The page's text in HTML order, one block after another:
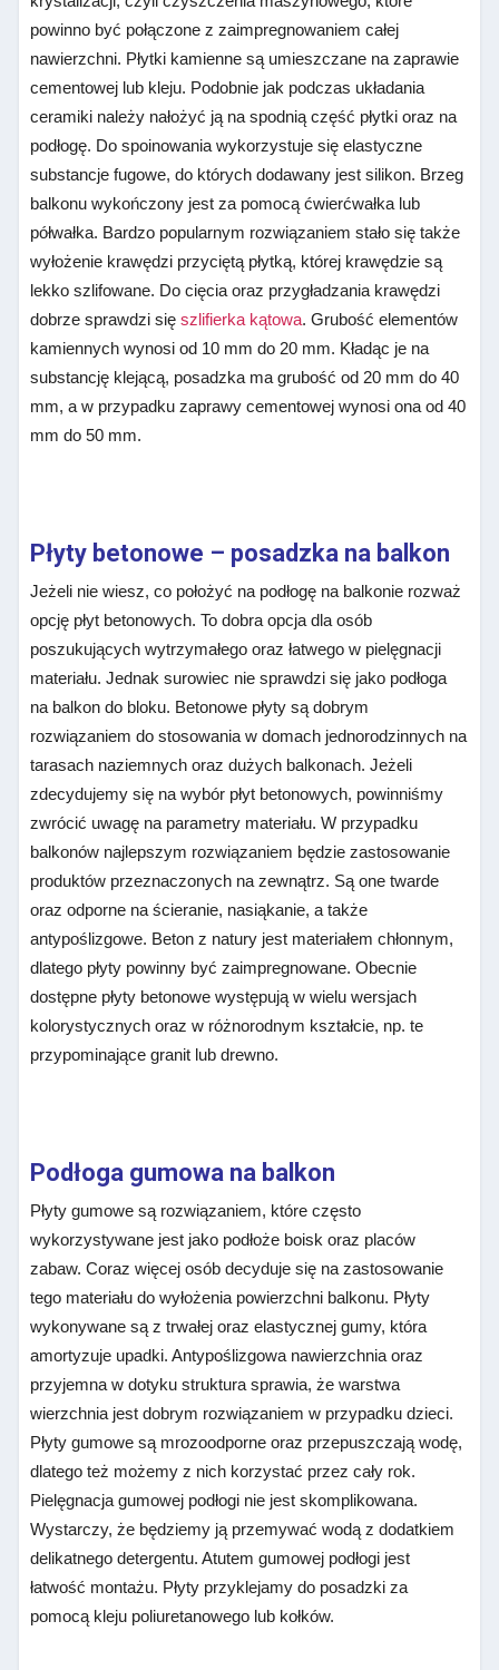
powinno być połączone z zaimpregnowaniem całej
nawierzchni. Płytki kamienne są umieszczane na zaprawie
cementowej lub kleju. Podobnie jak podczas układania
ceramiki należy nałożyć ją na spodnią część płytki oraz na
podłogę. Do spoinowania wykorzystuje się elastyczne
substancje fugowe, do których dodawany jest silikon. Brzeg
balkonu wykończony jest za pomocą ćwierćwałka lub
półwałka. Bardzo popularnym rozwiązaniem stało się także
wyłożenie krawędzi przyciętą płytką, której krawędzie są
lekko szlifowane. Do cięcia oraz przygładzania krawędzi
dobrze sprawdzi sięszlifierka kątowa. Grubość elementów
kamiennych wynosi od 10 mm do 20 mm. Kładąc je na
substancję klejącą, posadzka ma grubość od 20 mm do 40
mm, a w przypadku zaprawy cementowej wynosi ona od 40
mm do 50 mm.
Płyty betonowe – posadzka na balkon
Jeżeli nie wiesz, co położyć na podłogę na balkonie rozważ
opcję płyt betonowych. To dobra opcja dla osób
poszukujących wytrzymałego oraz łatwego w pielęgnacji
materiału. Jednak surowiec nie sprawdzi się jako podłoga
na balkon do bloku. Betonowe płyty są dobrym
rozwiązaniem do stosowania w domach jednorodzinnych na
tarasach naziemnych oraz dużych balkonach. Jeżeli
zdecydujemy się na wybór płyt betonowych, powinniśmy
zwrócić uwagę na parametry materiału. W przypadku
balkonów najlepszym rozwiązaniem będzie zastosowanie
produktów przeznaczonych na zewnątrz. Są one twarde
oraz odporne na ścieranie, nasiąkanie, a także
antypoślizgowe. Beton z natury jest materiałem chłonnym,
dlatego płyty powinny być zaimpregnowane. Obecnie
dostępne płyty betonowe występują w wielu wersjach
kolorystycznych oraz w różnorodnym kształcie, np. te
przypominające granit lub drewno.
Podłoga gumowa na balkon
Płyty gumowe są rozwiązaniem, które często
wykorzystywane jest jako podłoże boisk oraz placów
zabaw. Coraz więcej osób decyduje się na zastosowanie
tego materiału do wyłożenia powierzchni balkonu. Płyty
wykonywane są z trwałej oraz elastycznej gumy, która
amortyzuje upadki. Antypoślizgowa nawierzchnia oraz
przyjemna w dotyku struktura sprawia, że warstwa
wierzchnia jest dobrym rozwiązaniem w przypadku dzieci.
Płyty gumowe są mrozoodporne oraz przepuszczają wodę,
dlatego też możemy z nich korzystać przez cały rok.
Pielęgnacja gumowej podłogi nie jest skomplikowana.
Wystarczy, że będziemy ją przemywać wodą z dodatkiem
delikatnego detergentu. Atutem gumowej podłogi jest
łatwość montażu. Płyty przyklejamy do posadzki za
pomocą kleju poliuretanowego lub kołków.